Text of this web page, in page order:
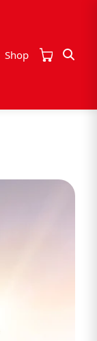
Shop